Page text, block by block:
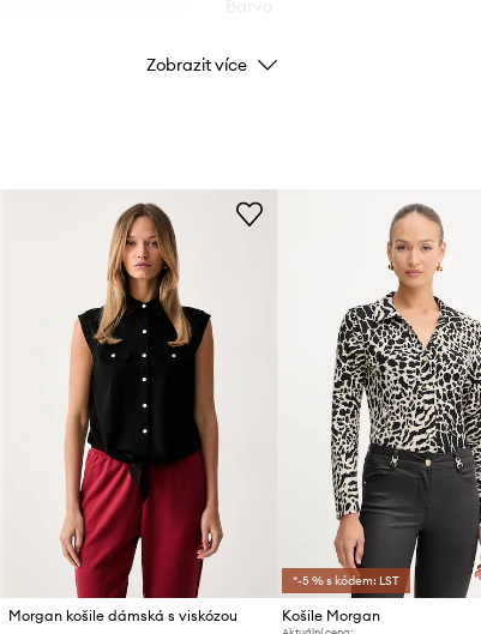
Značka
ID produktu
Zobrazit více
Morgan košile dámská s viskózou
*-5 % s kódem: LST
Košile Morgan